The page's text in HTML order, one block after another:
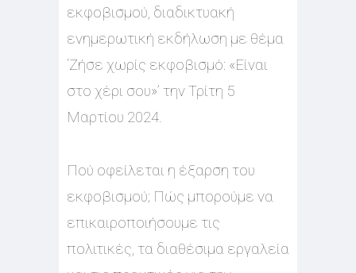
εκφοβισμού, διαδικτυακή
ενημερωτική εκδήλωση με θέμα
‘Zήσε χωρίς εκφοβισμό: «Είναι
στο χέρι σου»’ την Τρίτη 5
Μαρτίου 2024.
Πού οφείλεται η έξαρση του
εκφοβισμού; Πώς μπορούμε να
επικαιροποιήσουμε τις
πολιτικές, τα διαθέσιμα εργαλεία